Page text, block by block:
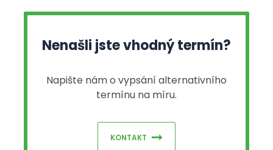
Nenašli jste vhodný termín?
Napište nám o vypsání alternativního
termínu na míru.
KONTAKT